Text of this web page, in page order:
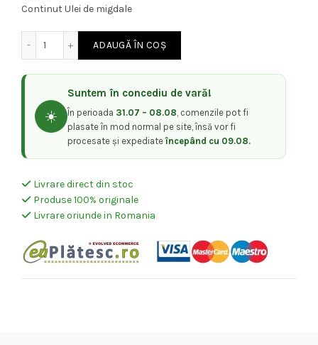
Continut Ulei de migdale
Cantitate Ulei pentru Protectia Parului - SP Luxeoil
ADAUGĂ ÎN COȘ
☀️
Suntem în concediu de vară!
În perioada 31.07 – 08.08, comenzile pot fi
plasate în mod normal pe site, însă vor fi
procesate și expediateîncepând cu 09.08.
Livrare direct din stoc
Produse 100% originale
Livrare oriunde in Romania